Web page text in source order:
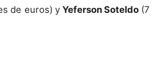
de euros) y Yeferson Soteldo(7